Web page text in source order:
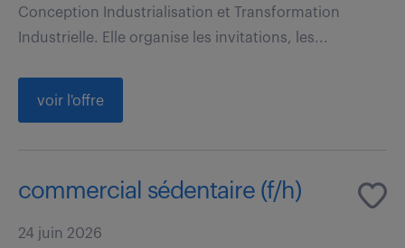
Conception Industrialisation et Transformation
Industrielle. Elle organise les invitations, les...
voir l'offre
commercial sédentaire (f/h)
24 juin 2026